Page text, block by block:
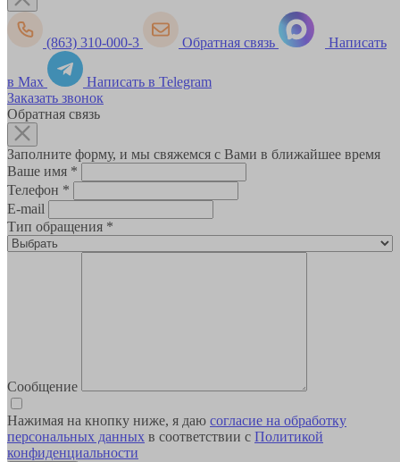
(863) 310-000-3 Обратная связь Написать
в Max
Написать в Telegram
Заказать звонок
Обратная связь
Заполните форму, и мы свяжемся с Вами в ближайшее время
Ваше имя *
Телефон *
E-mail
Тип обращения *
Сообщение
Нажимая на кнопку ниже, я даю согласие на обработку
персональных данных в соответствии с Политикой
конфиденциальности